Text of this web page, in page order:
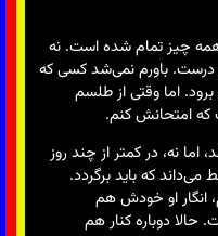
چیز تمام شده است. نه
درست. باورم نمی‌شد کسی که
اما وقتی از طلسم
امتحانش کنم.
نه، در کمتر از چند روز
می‌داند که باید برگردد.
انگار او خودش هم
دوباره کنار هم